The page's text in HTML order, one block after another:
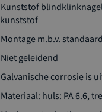
Kunststof
kunststof
Montage m.b.v.
Niet geleidend
Galvanische corrosie is
Materiaal: huls: PA 6.6,